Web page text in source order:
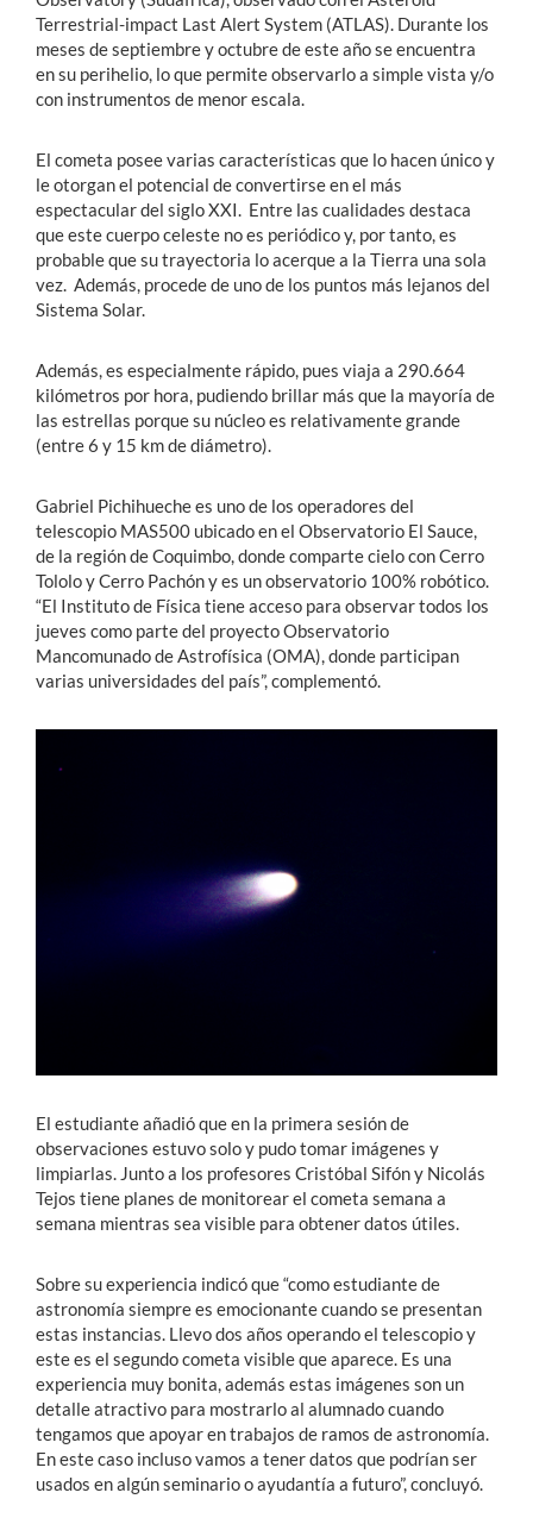
Terrestrial-impact Last Alert System (ATLAS). Durante los
meses de septiembre y octubre de este año se encuentra
en su perihelio, lo que permite observarlo a simple vista y/o
con instrumentos de menor escala.
El cometa posee varias características que lo hacen único y
le otorgan el potencial de convertirse en el más
espectacular del siglo XXI. Entre las cualidades destaca
que este cuerpo celeste no es periódico y, por tanto, es
probable que su trayectoria lo acerque a la Tierra una sola
vez. Además, procede de uno de los puntos más lejanos del
Sistema Solar.
Además, es especialmente rápido, pues viaja a 290.664
kilómetros por hora, pudiendo brillar más que la mayoría de
las estrellas porque su núcleo es relativamente grande
(entre 6 y 15 km de diámetro).
Gabriel Pichihueche es uno de los operadores del
telescopio MAS500 ubicado en el Observatorio El Sauce,
de la región de Coquimbo, donde comparte cielo con Cerro
Tololo y Cerro Pachón y es un observatorio 100% robótico.
“El Instituto de Física tiene acceso para observar todos los
jueves como parte del proyecto Observatorio
Mancomunado de Astrofísica (OMA), donde participan
varias universidades del país”, complementó.
El estudiante añadió que en la primera sesión de
observaciones estuvo solo y pudo tomar imágenes y
limpiarlas. Junto a los profesores Cristóbal Sifón y Nicolás
Tejos tiene planes de monitorear el cometa semana a
semana mientras sea visible para obtener datos útiles.
Sobre su experiencia indicó que “como estudiante de
astronomía siempre es emocionante cuando se presentan
estas instancias. Llevo dos años operando el telescopio y
este es el segundo cometa visible que aparece. Es una
experiencia muy bonita, además estas imágenes son un
detalle atractivo para mostrarlo al alumnado cuando
tengamos que apoyar en trabajos de ramos de astronomía.
En este caso incluso vamos a tener datos que podrían ser
usados en algún seminario o ayudantía a futuro”, concluyó.